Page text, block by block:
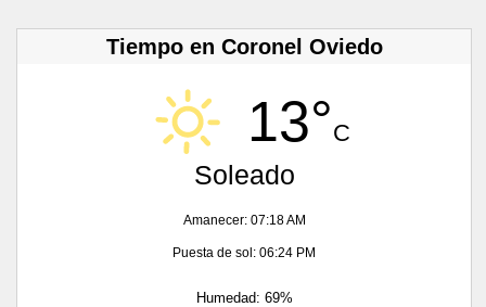
Tiempo en Coronel Oviedo
13°C
Soleado
Amanecer: 07:18 AM
Puesta de sol: 06:24 PM
Humedad: 69%